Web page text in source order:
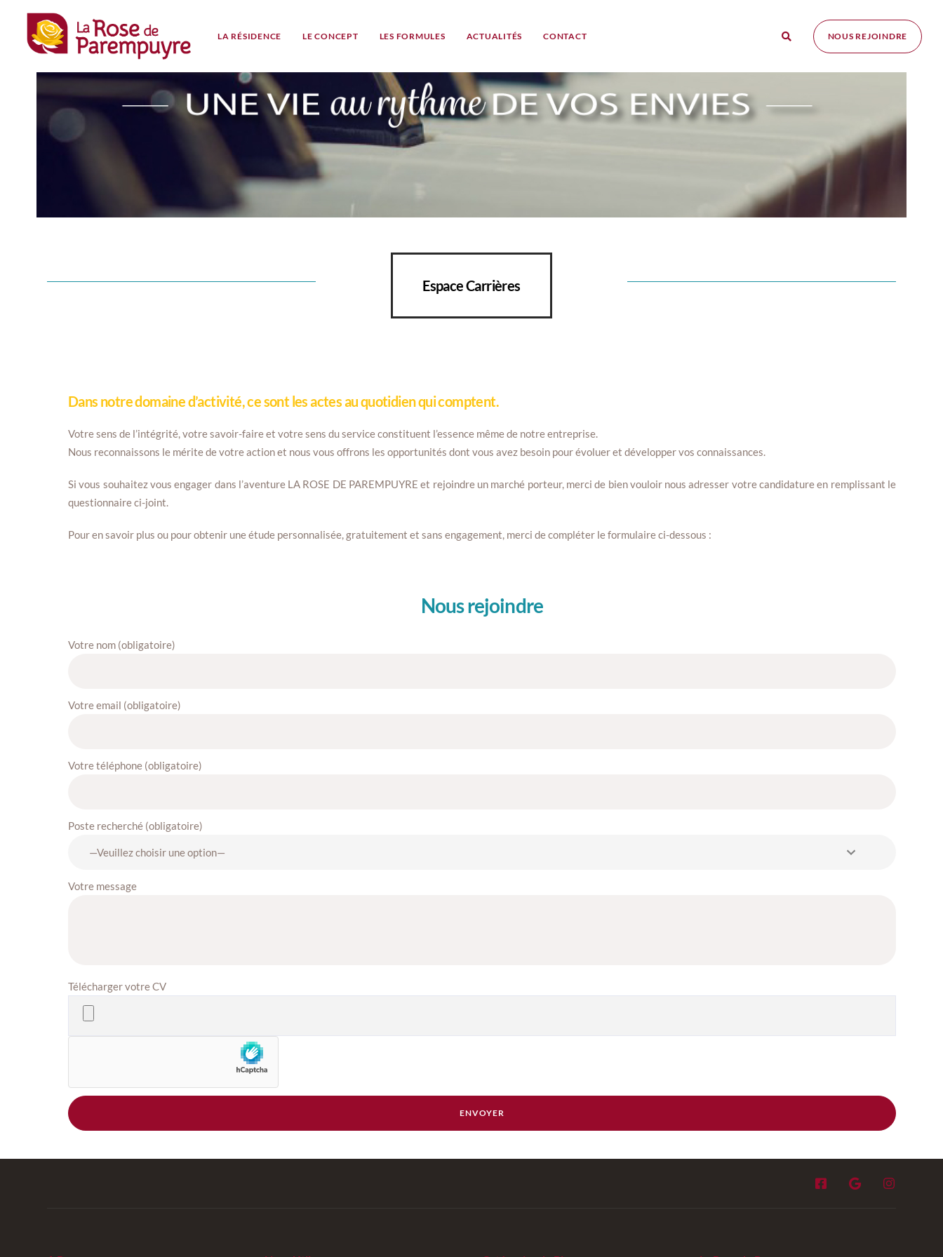
LA RÉSIDENCE LE CONCEPT LES FORMULES ACTUALITÉS CONTACT NOUS REJOINDRE
Espace Carrières
Dans notre domaine d’activité, ce sont les actes au quotidien qui comptent.
Votre sens de l’intégrité, votre savoir-faire et votre sens du service constituent l’essence même de notre entreprise.
Nous reconnaissons le mérite de votre action et nous vous offrons les opportunités dont vous avez besoin pour évoluer et développer vos connaissances.
Si vous souhaitez vous engager dans l’aventure LA ROSE DE PAREMPUYRE et rejoindre un marché porteur, merci de bien vouloir nous adresser votre candidature en remplissant le
questionnaire ci-joint.
Pour en savoir plus ou pour obtenir une étude personnalisée, gratuitement et sans engagement, merci de compléter le formulaire ci-dessous :
Nous rejoindre
Votre nom (obligatoire)
Votre email (obligatoire)
Votre téléphone (obligatoire)
Poste recherché (obligatoire)
Votre message
Télécharger votre CV